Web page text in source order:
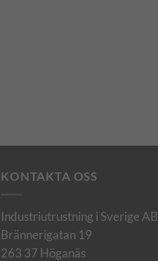
KONTAKTA OSS
Industriutrustning i Sverige AB
Brännerigatan 19
263 37 Höganäs